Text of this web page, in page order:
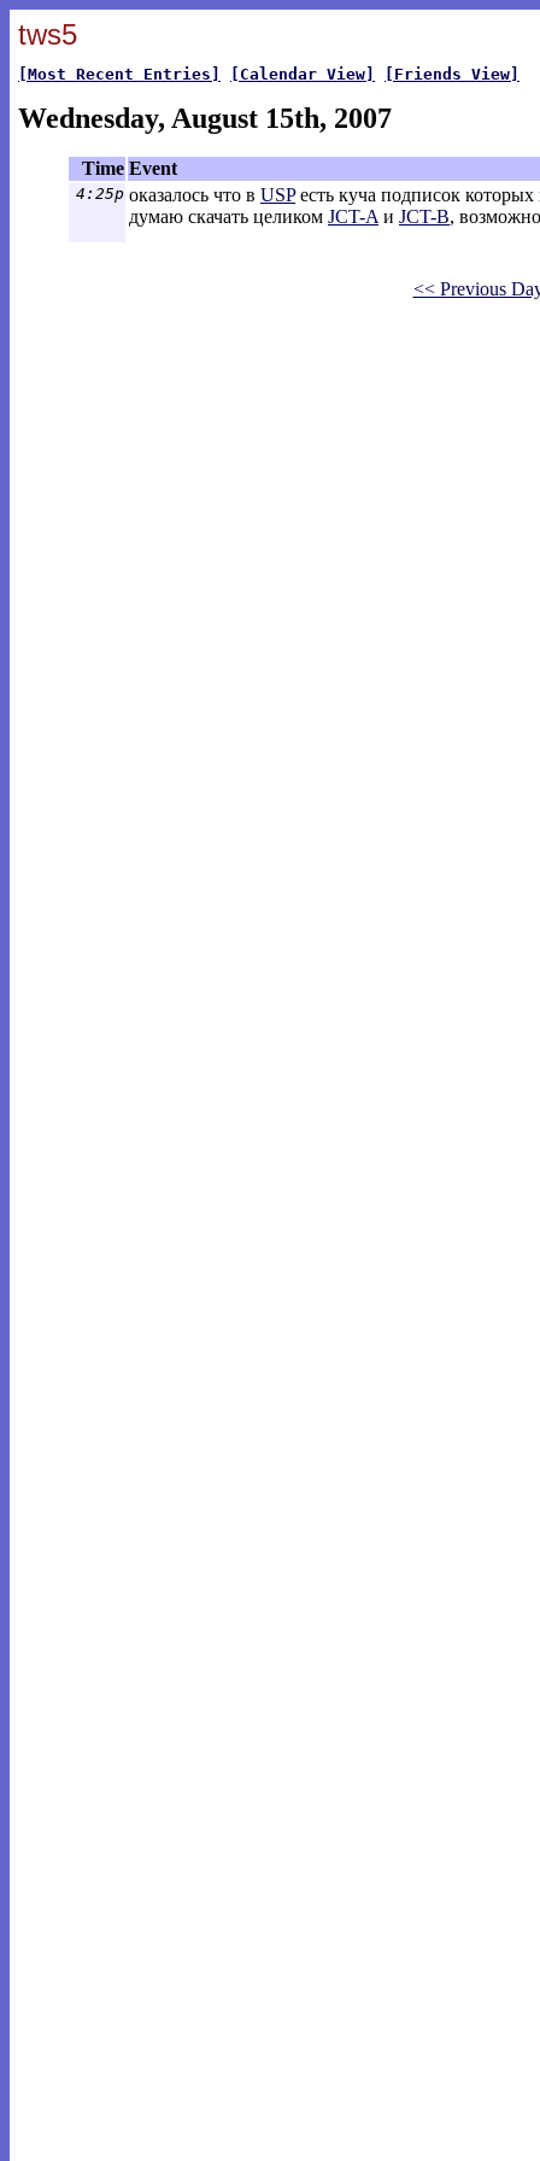
tws5
[Most Recent Entries] [Calendar View] [Friends View]
Wednesday, August 15th, 2007
Time Event
4:25p оказалось что в USPесть куча подписок
думаю скачать целиком JCT-A и JCT-B,
<< Previous